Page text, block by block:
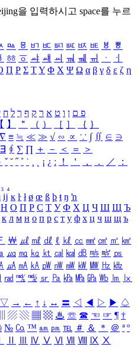
을 입력하시고 space를 누르
ㅰ ㅱ ㅲ ㅳ ㅴ ㅵ ㅶ ㅷ ㅸ
ㅹ
ㆅ ㆆ ㆇ ㆈ ㆉ ㆊ ㆋ ㆌ ㆍ
ㆎ
Π Ρ Σ ΤΥ Φ Χ Ψ Ω α β γ δ ε ζ η
פ ם ן ו ט א ר ק ף ך ל ח
【 】 ＂ （ ） ［ ］ ｛ ｝
∇ ≡ ≒ ≪ ≫ √ ∽ ∝ ∵ ∫ ∬ ∈ ∋
∃ ∮ ∑ ∏ ＋ － ＜ ＝
＞
ˇ ˘ ˝ ˚ ˙ ¸ ¡ ¿ ː ！ ＇ ， ． ／
：
₃ ₄
ĳ ĸ ŀ ł ø œ ß þ ŧ ŋ ŉ
Н О П Р С Т У Ф Х Ц Ч Ш Щ Ъ
к л м н о п р с т у ф х ц ч ш щ ъ
Ｆ ￦ ㎕ ㎖ ㎗ ℓ ㎘ ㏄ ㎣ ㎤ ㎥ ㎦
㎍ ㎎ ㎏ ㏏ ㎈ ㎉ ㏈ ㎧ ㎨ ㎰
㎂ ㎃ ㎄ ㎺ ㎻ ㎽ ㎾ ㎿ ㎐ ㎑
㎭ ㎮ ㎯ ㏛ ㎩ ㎪ ㎫ ㎬ ㏝ ㏐
㏓
▽ → ← ↑ ↓ ↔ 〓 ◁ ◀ ▷ ▶ ♤
▨ ▧ ▦ ▩ ♨ ☏ ☎ ☜ ☞ ¶ †
№ ㏇ ™ ㏂ ㏘ ℡ ＃ ＆ ＊ ＠ ª º
Ⅳ Ⅴ Ⅵ Ⅶ Ⅷ Ⅸ Ⅹ